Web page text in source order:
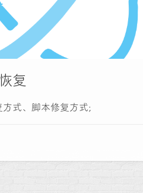
复
式、脚本修复方式;